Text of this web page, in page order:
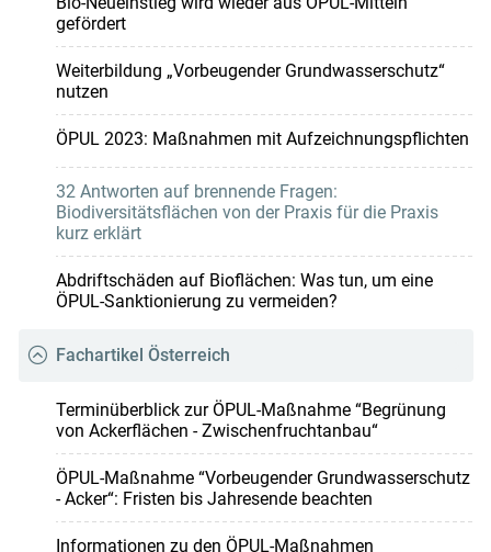
gefördert
Weiterbildung „Vorbeugender Grundwasserschutz“
nutzen
ÖPUL 2023: Maßnahmen mit Aufzeichnungspflichten
32 Antworten auf brennende Fragen:
Biodiversitätsflächen von der Praxis für die Praxis
kurz erklärt
Abdriftschäden auf Bioflächen: Was tun, um eine
ÖPUL-Sanktionierung zu vermeiden?
Fachartikel Österreich
Terminüberblick zur ÖPUL-Maßnahme “Begrünung
von Ackerflächen - Zwischenfruchtanbau“
ÖPUL-Maßnahme “Vorbeugender Grundwasserschutz
- Acker“: Fristen bis Jahresende beachten
Informationen zu den ÖPUL-Maßnahmen